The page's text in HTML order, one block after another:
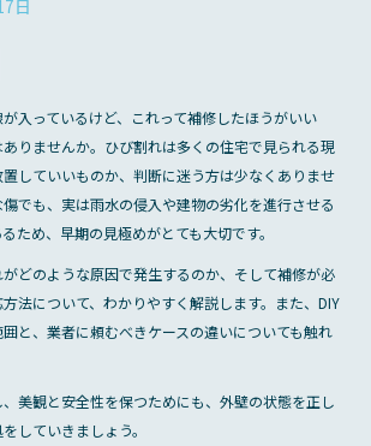
日
n
eが入っているけど、これって補修したほうがいい
りませんか。ひび割れは多くの住宅で見られる現
していいものか、判断に迷う方は少なくありませ
でも、実は雨水の侵入や建物の劣化を進行させる
ため、早期の見極めがとても大切です。
どのような原因で発生するのか、そして補修が必
法について、わかりやすく解説します。また、DIY
と、業者に頼むべきケースの違いについても触れ
美観と安全性を保つためにも、外壁の状態を正し
していきましょう。